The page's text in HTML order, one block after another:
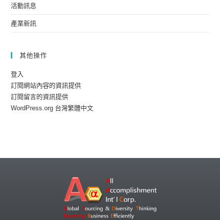
活動訊息
產業新訊
其他操作
登入
訂閱網站內容的資訊提供
訂閱留言的資訊提供
WordPress.org 台灣繁體中文